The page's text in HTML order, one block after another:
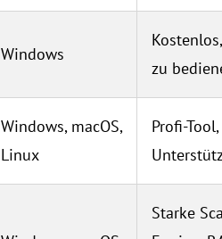
Windows
zu
Windows, macOS,
Linux
Profi-
Starke